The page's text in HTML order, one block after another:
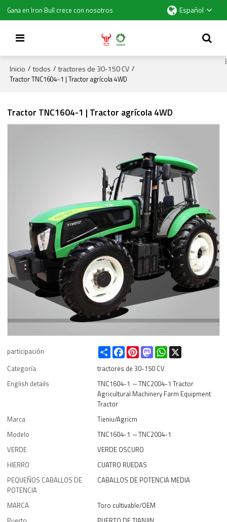
Gana en Iron Bull crece con nosotros Español
Inicio / todos / tractores de 30-150 CV /
Tractor TNC1604-1 | Tractor agrícola 4WD
Tractor TNC1604-1 | Tractor agrícola 4WD
participación ShareFacebookPinterestMastodonWhatsApp
Categoría
tractores de 30-150 CV
English details
TNC1604-1 ～TNC2004-1 Tractor
Agricultural Machinery Farm Equipment
Tractor
Marca
Tieniu/Agricm
Modelo
TNC1604-1 ～TNC2004-1
VERDE
VERDE OSCURO
HIERRO
CUATRO RUEDAS
PEQUEÑOS CABALLOS DE
POTENCIA
CABALLOS DE POTENCIA MEDIA
MARCA
Toro cultivable/OEM